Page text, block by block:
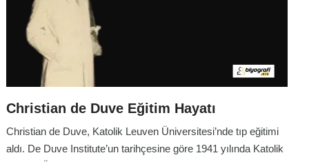
Christian de Duve Eğitim Hayatı
Christian de Duve, Katolik Leuven Üniversitesi’nde tıp eğitimi
aldı. De Duve Institute’un tarihçesine göre 1941 yılında Katolik